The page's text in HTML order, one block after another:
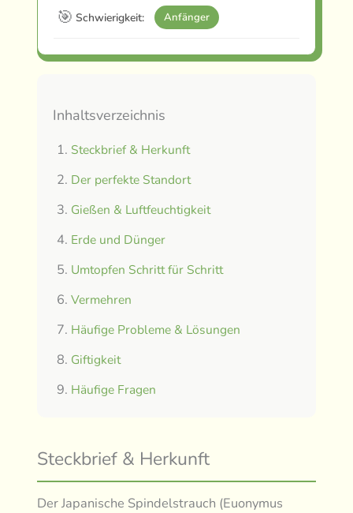
🎯 Schwierigkeit: Anfänger
Inhaltsverzeichnis
Steckbrief & Herkunft
Der perfekte Standort
Gießen & Luftfeuchtigkeit
Erde und Dünger
Umtopfen Schritt für Schritt
Vermehren
Häufige Probleme & Lösungen
Giftigkeit
Häufige Fragen
Steckbrief & Herkunft
Der Japanische Spindelstrauch (Euonymus